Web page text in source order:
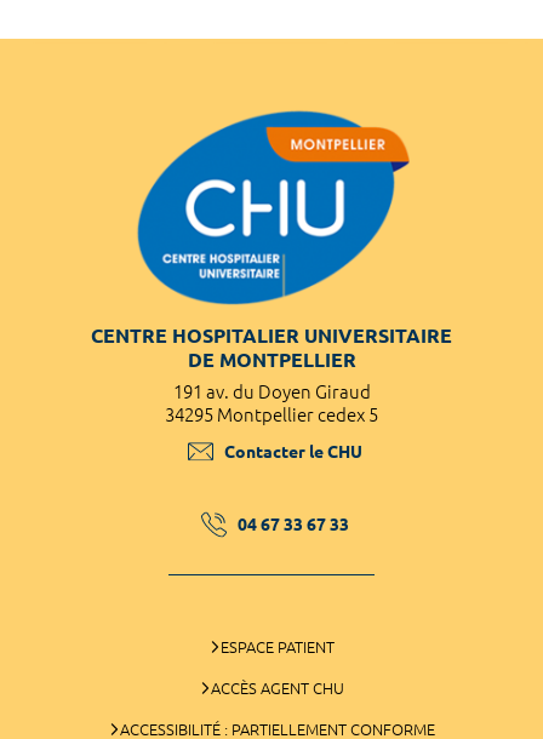
CENTRE HOSPITALIER UNIVERSITAIRE
DE MONTPELLIER
191 av. du Doyen Giraud
34295 Montpellier cedex 5
Contacter le CHU
04 67 33 67 33
ESPACE PATIENT
ACCÈS AGENT CHU
ACCESSIBILITÉ : PARTIELLEMENT CONFORME